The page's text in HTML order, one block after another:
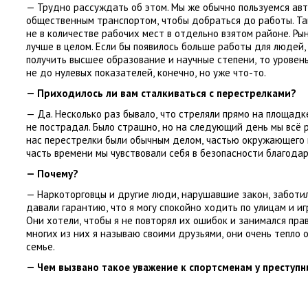
— Трудно рассуждать об этом. Мы же обычно пользуемся
общественным транспортом, чтобы добраться до работы.
не в количестве рабочих мест в отдельно взятом районе.
лучше в целом. Если бы появилось больше работы для людей,
получить высшее образование и научные степени, то
не до нулевых показателей, конечно, но уже что-то.
— Приходилось ли вам сталкиваться с перестрелками?
— Да. Несколько раз бывало, что стреляли прямо на
не пострадал. Было страшно, но на следующий день мы всё
нас перестрелки были обычным делом, частью окружающего
часть времени мы чувствовали себя в безопасности
— Почему?
— Наркоторговцы и другие люди, нарушавшие закон,
давали гарантию, что я могу спокойно ходить по улицам и
Они хотели, чтобы я не повторял их ошибок и занимался
многих из них я называю своими друзьями, они очень тепло
семье.
— Чем вызвано такое уважение к спортсменам у